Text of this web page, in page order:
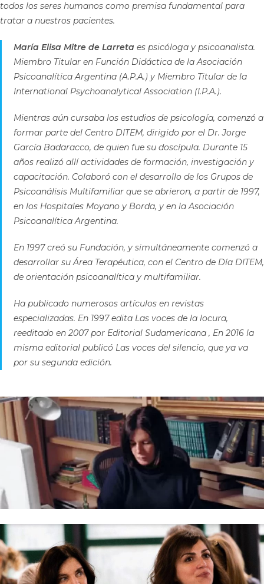
todos los seres humanos como premisa fundamental para
tratar a nuestros pacientes.
María Elisa Mitre de Larreta es psicóloga y psicoanalista.
Miembro Titular en Función Didáctica de la Asociación
Psicoanalítica Argentina (A.P.A.) y Miembro Titular de la
International Psychoanalytical Association (I.P.A.).
Mientras aún cursaba los estudios de psicología, comenzó a
formar parte del Centro DITEM, dirigido por el Dr. Jorge
García Badaracco, de quien fue su doscípula. Durante 15
años realizó allí actividades de formación, investigación y
capacitación. Colaboró con el desarrollo de los Grupos de
Psicoanálisis Multifamiliar que se abrieron, a partir de 1997,
en los Hospitales Moyano y Borda, y en la Asociación
Psicoanalítica Argentina.
En 1997 creó su Fundación, y simultáneamente comenzó a
desarrollar su Área Terapéutica, con el Centro de Día DITEM,
de orientación psicoanalítica y multifamiliar.
Ha publicado numerosos artículos en revistas
especializadas. En 1997 edita Las voces de la locura,
reeditado en 2007 por Editorial Sudamericana , En 2016 la
misma editorial publicó Las voces del silencio, que ya va
por su segunda edición.